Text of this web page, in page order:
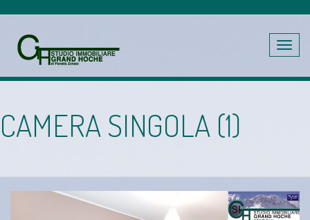
Toggle
CAMERA SINGOLA (1)